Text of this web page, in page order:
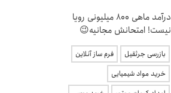
درآمد ماهی 800 میلیونی رویا
نیست! امتحانش مجانیه😉
بازرسی جرثقیل
فرم ساز آنلاین
خرید مواد شیمیایی